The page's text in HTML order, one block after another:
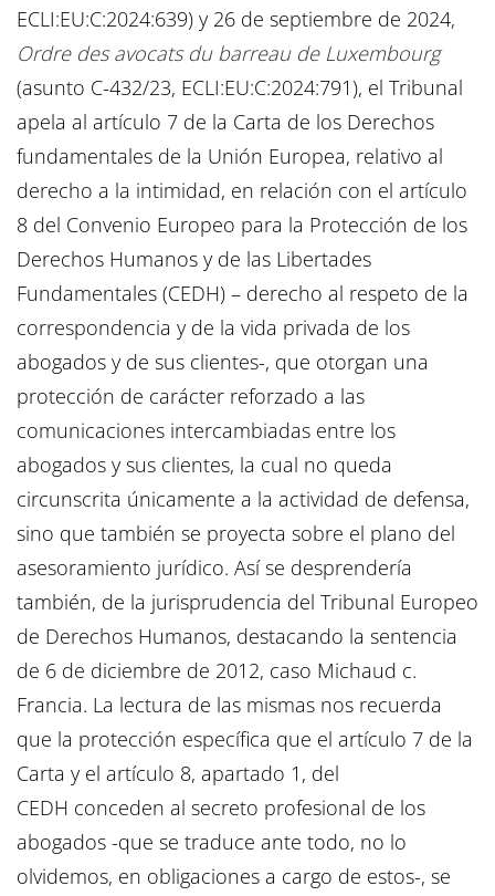
ECLI:EU:C:2024:639) y 26 de septiembre de 2024,
Ordre des avocats du barreau de Luxembourg
(asunto C-432/23, ECLI:EU:C:2024:791), el Tribunal
apela al artículo 7 de la Carta de los Derechos
fundamentales de la Unión Europea, relativo al
derecho a la intimidad, en relación con el artículo
8 del Convenio Europeo para la Protección de los
Derechos Humanos y de las Libertades
Fundamentales (CEDH) – derecho al respeto de la
correspondencia y de la vida privada de los
abogados y de sus clientes-, que otorgan una
protección de carácter reforzado a las
comunicaciones intercambiadas entre los
abogados y sus clientes, la cual no queda
circunscrita únicamente a la actividad de defensa,
sino que también se proyecta sobre el plano del
asesoramiento jurídico. Así se desprendería
también, de la jurisprudencia del Tribunal Europeo
de Derechos Humanos, destacando la sentencia
de 6 de diciembre de 2012, caso Michaud c.
Francia. La lectura de las mismas nos recuerda
que la protección específica que el artículo 7 de la
Carta y el artículo 8, apartado 1, del
CEDH conceden al secreto profesional de los
abogados -que se traduce ante todo, no lo
olvidemos, en obligaciones a cargo de estos-, se